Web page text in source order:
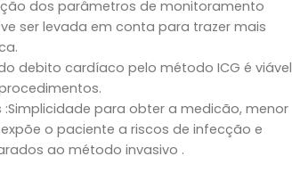
dos parâmetros de monitoramento
ser levada em conta para trazer mais
debito cardíaco pelo método ICG é viável
para obter a medicão, menor
o paciente a riscos de infecção e
ao método invasivo .